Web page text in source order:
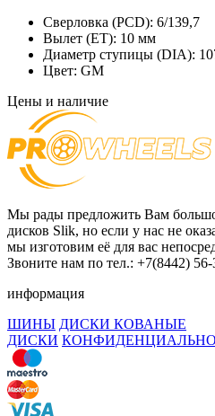
Сверловка (PCD): 6/139,7
Вылет (ET): 10 мм
Диаметр ступицы (DIA):
Цвет: GM
Цены и наличие
Мы рады предложить Вам
дисков Slik, но если у нас не
мы изготовим её для вас
Звоните нам по тел.: +7(8442)
информация
ШИНЫ ДИСКИ КОВАНЫЕ
ДИСКИ